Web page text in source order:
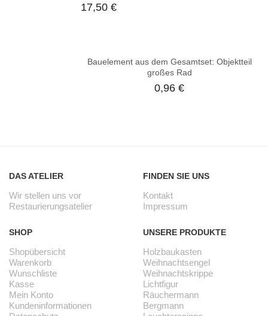
17,50 €
Bauelement aus dem Gesamtset: Objektteil
großes Rad
0,96 €
DAS ATELIER
Wir stellen uns vor
Restaurierungsatelier
SHOP
Shopübersicht
Warenkorb
Wunschliste
Kasse
Mein Konto
Kundeninformationen
FINDEN SIE UNS
Kontakt
Impressum
UNSERE PRODUKTE
Holzbaukasten
Weihnachtsengel
Weihnachtskrippe
Lichtfigur
Räuchermann
Bergmann